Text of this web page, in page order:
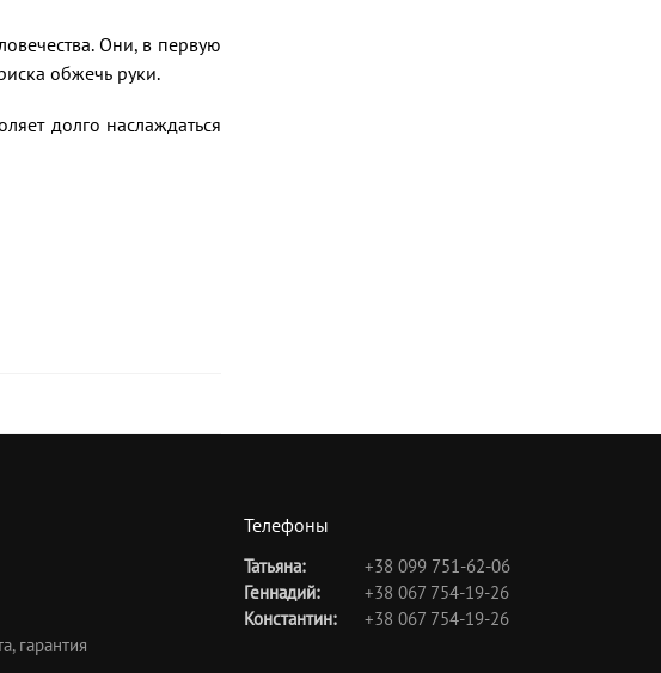
Они, в первую
обжечь руки.
долго наслаждаться
гарантия
Телефоны
Татьяна:
+38 099 751-62-06
Геннадий:
+38 067 754-19-26
Константин:
+38 067 754-19-26